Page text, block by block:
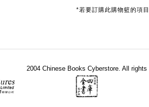
*若要訂購此購物籃的項
2004 Chinese Books Cyberstore. All rights